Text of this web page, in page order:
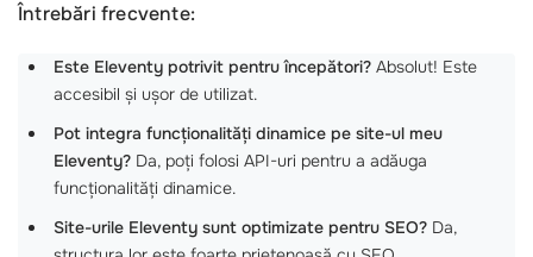
Întrebări frecvente:
Este Eleventy potrivit pentru începători? Absolut! Este
accesibil și ușor de utilizat.
Pot integra funcționalități dinamice pe site-ul meu
Eleventy? Da, poți folosi API-uri pentru a adăuga
funcționalități dinamice.
Site-urile Eleventy sunt optimizate pentru SEO? Da,